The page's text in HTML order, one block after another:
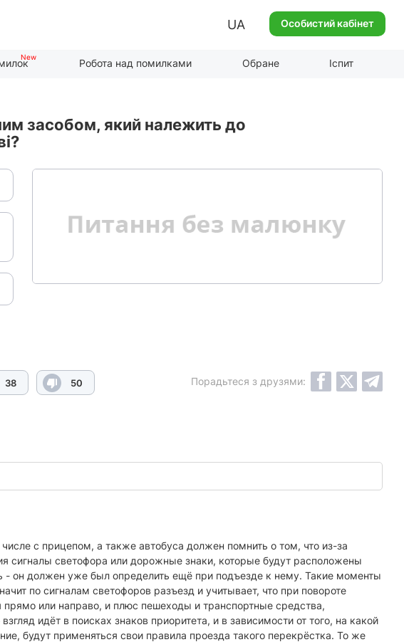
UA Особистий кабінет
Робота над помилками Обране Іспит
засобом, який належить до
38 50 Порадьтеся з друзями:
с прицепом, а также автобуса должен помнить о том, что из-за
сигналы светофора или дорожные знаки, которые будут расположены
- он должен уже был определить ещё при подъезде к нему. Такие моменты
по сигналам светофоров разъезд и учитывает, что при повороте
прямо или направо, и плюс пешеходы и транспортные средства,
идёт в поисках знаков приоритета, и в зависимости от того, на какой
будут применяться свои правила проезда такого перекрёстка. То же